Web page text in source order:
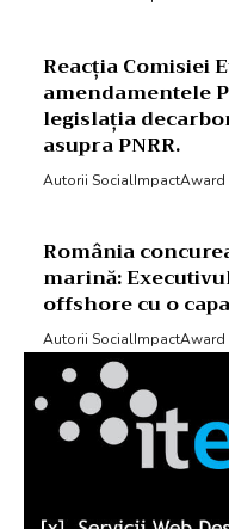
Reacția Comisiei
amendamentele
legislația
asupra PNRR.
Autorii SocialImpactAward
România
marină:
offshore cu o
Autorii SocialImpactAward